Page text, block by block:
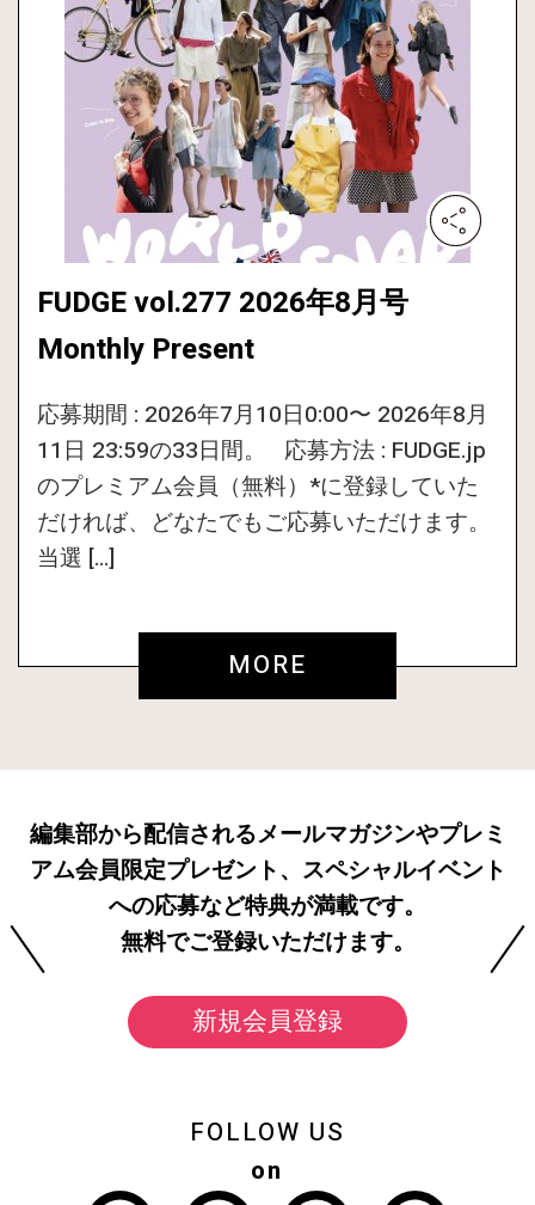
FUDGE vol.277 2026年8月号
Monthly Present
応募期間 : 2026年7月10日0:00〜 2026年8月
11日 23:59の33日間。 応募方法 : FUDGE.jp
のプレミアム会員（無料）*に登録していた
だければ、どなたでもご応募いただけます。
当選 […]
MORE
編集部から配信されるメールマガジンやプレミ
アム会員限定プレゼント、スペシャルイベント
への応募など特典が満載です。
無料でご登録いただけます。
新規会員登録
FOLLOW US
on